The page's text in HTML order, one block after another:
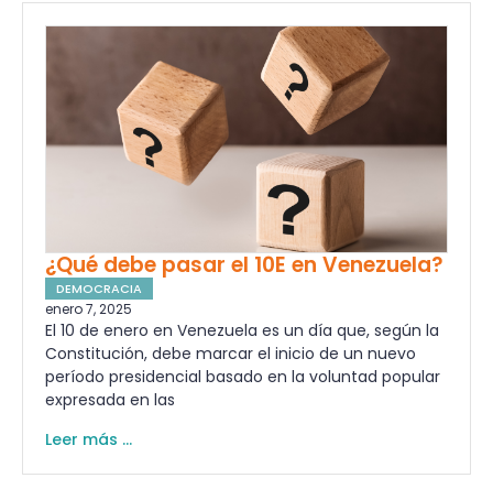
¿Qué debe pasar el 10E en Venezuela?
DEMOCRACIA
enero 7, 2025
El 10 de enero en Venezuela es un día que, según la
Constitución, debe marcar el inicio de un nuevo
período presidencial basado en la voluntad popular
expresada en las
Leer más ...